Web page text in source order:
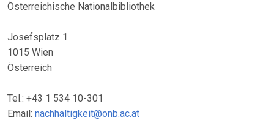
Österreichische Nationalbibliothek
Josefsplatz 1
1015 Wien
Österreich
Tel.: +43 1 534 10-301
Email: nachhaltigkeit@onb.ac.at